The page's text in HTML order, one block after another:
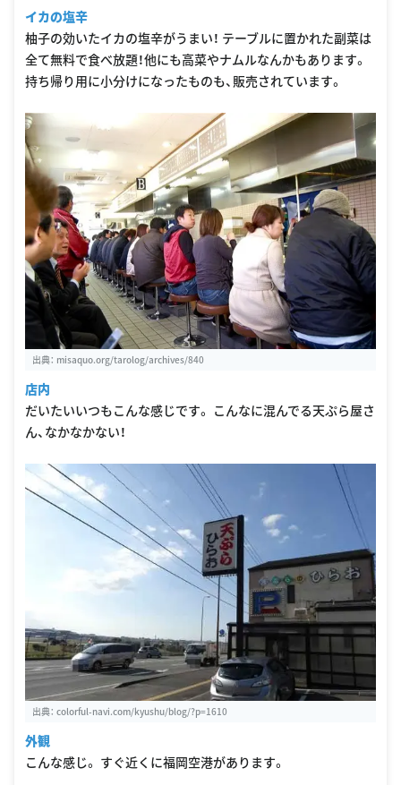
イカの塩辛
柚子の効いたイカの塩辛がうまい！ テーブルに置かれた副菜は
全て無料で食べ放題！他にも高菜やナムルなんかもあります。
持ち帰り用に小分けになったものも、販売されています。
出典： misaquo.org/tarolog/archives/840
店内
だいたいいつもこんな感じです。 こんなに混んでる天ぷら屋さ
ん、なかなかない！
出典： colorful-navi.com/kyushu/blog/?p=1610
外観
こんな感じ。 すぐ近くに福岡空港があります。